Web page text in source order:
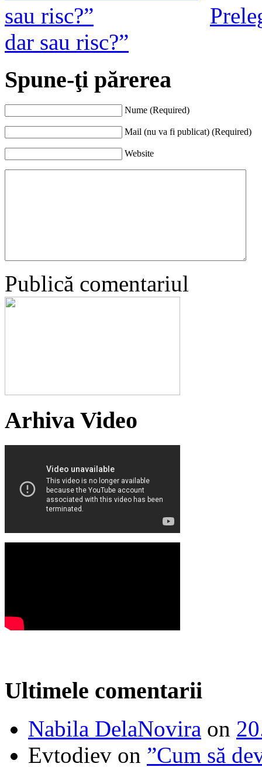
dar sau risc?”
Spune-ţi părerea
Nume (Required)
Mail (nu va fi publicat) (Required)
Website
Publică comentariul
Arhiva Video
Ultimele comentarii
Nabila DelaNovira on
Evtodiev on ”Cum să